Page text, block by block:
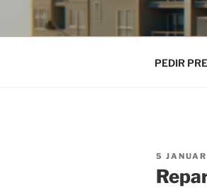
PEDIR
POSTED
ON
5